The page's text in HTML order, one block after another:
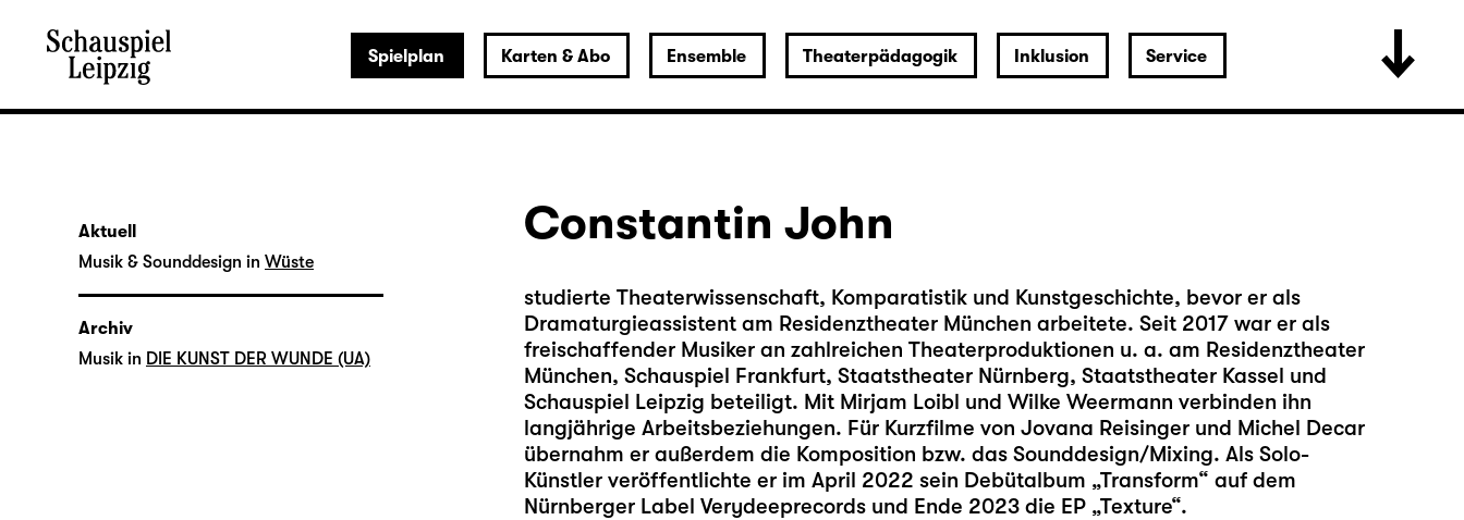
Spielplan Karten & Abo Ensemble Theaterpädagogik Inklusion Service
Constantin John
studierte Theaterwissenschaft, Komparatistik und Kunstgeschichte, bevor er als
Dramaturgieassistent am Residenztheater München arbeitete. Seit 2017 war er als
freischaffender Musiker an zahlreichen Theaterproduktionen u. a. am Residenztheater
München, Schauspiel Frankfurt, Staatstheater Nürnberg, Staatstheater Kassel und
Schauspiel Leipzig beteiligt. Mit Mirjam Loibl und Wilke Weermann verbinden ihn
langjährige Arbeitsbeziehungen. Für Kurzfilme von Jovana Reisinger und Michel Decar
übernahm er außerdem die Komposition bzw. das Sounddesign/Mixing. Als Solo-
Künstler veröffentlichte er im April 2022 sein Debütalbum „Transform“ auf dem
Nürnberger Label Verydeeprecords und Ende 2023 die EP „Texture“.
Aktuell
Musik & Sounddesign in Wüste
Archiv
Musik in DIE KUNST DER WUNDE (UA)